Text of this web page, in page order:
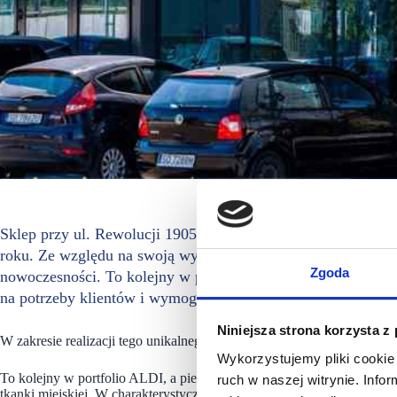
Zgoda
Niniejsza strona korzysta z
Wykorzystujemy pliki
ruch w naszej witrynie.
Sklep przy ul. Rewolucji 1905 r. w Łodzi, nawiązujący do
roku. Ze względu na swoją wyjątkowość już teraz ma on
nowoczesności. To kolejny w portfolio ALDI, a pierwszy w
na potrzeby klientów i wymogi tkanki miejskiej.
W zakresie realizacji tego unikalnego projektu ALDI podjęło
To kolejny w portfolio ALDI, a pierwszy w Łodzi sklep w formacie
tkanki miejskiej. W charakterystycznych dwukondygnacyjnych